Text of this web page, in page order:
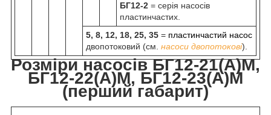
БГ12-2 = серія насосів
пластинчастих.
5, 8, 12, 18, 25, 35 = пластинчастий насос
двопотоковий (см. насоси двопотокові).
Розміри насосів БГ12-21(А)М,
БГ12-22(А)М, БГ12-23(А)М
(перший габарит)